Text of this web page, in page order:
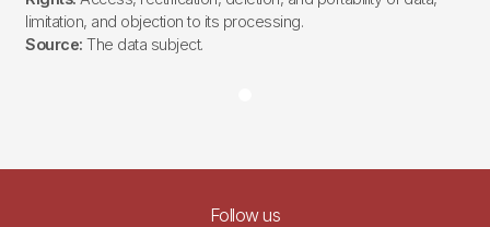
limitation, and objection to its processing.
Source: The data subject.
Follow us